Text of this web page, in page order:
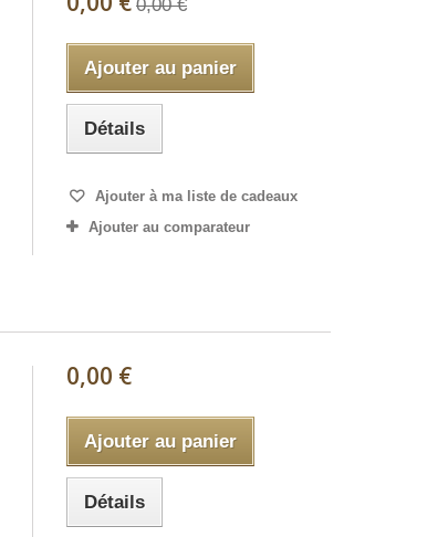
0,00 €
Ajouter au panier
Détails
Ajouter à ma liste de cadeaux
Ajouter au comparateur
0,00 €
Ajouter au panier
Détails